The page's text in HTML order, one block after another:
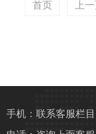
首页 上一
手机：联系客服栏目